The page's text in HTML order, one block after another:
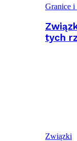
Granice i
tych
Związki